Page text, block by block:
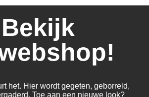
Bekijk
het. Hier wordt gegeten, geborreld,
Toe aan een nieuwe look?